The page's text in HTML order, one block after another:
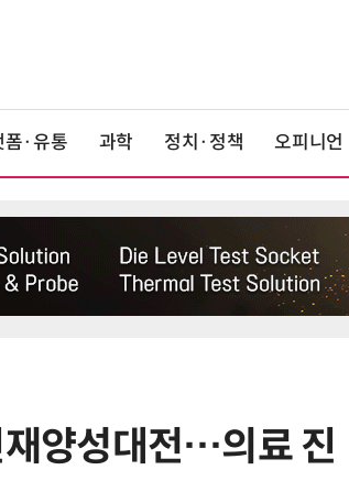
폼·유통 과학 정치·정책 오피니언
양성대전…의료 진
6
트럼프, '반도체 핵심 원료' 폴리실리